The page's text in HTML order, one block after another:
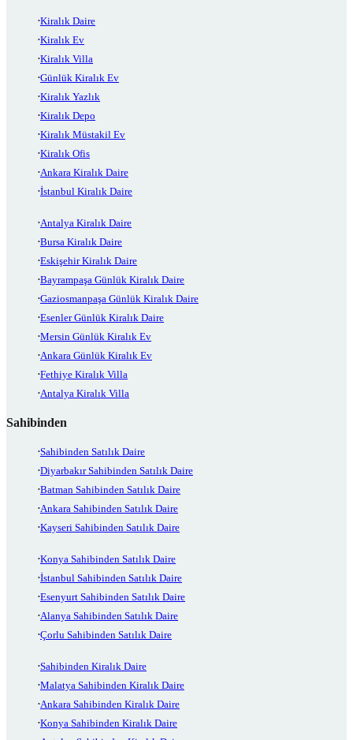
Kiralık Daire
Kiralık Ev
Kiralık Villa
Günlük Kiralık Ev
Kiralık Yazlık
Kiralık Depo
Kiralık Müstakil Ev
Kiralık Ofis
Ankara Kiralık Daire
İstanbul Kiralık Daire
Antalya Kiralık Daire
Bursa Kiralık Daire
Eskişehir Kiralık Daire
Bayrampaşa Günlük Kiralık Daire
Gaziosmanpaşa Günlük Kiralık Daire
Esenler Günlük Kiralık Daire
Mersin Günlük Kiralık Ev
Ankara Günlük Kiralık Ev
Fethiye Kiralık Villa
Antalya Kiralık Villa
Sahibinden
Sahibinden Satılık Daire
Diyarbakır Sahibinden Satılık Daire
Batman Sahibinden Satılık Daire
Ankara Sahibinden Satılık Daire
Kayseri Sahibinden Satılık Daire
Konya Sahibinden Satılık Daire
İstanbul Sahibinden Satılık Daire
Esenyurt Sahibinden Satılık Daire
Alanya Sahibinden Satılık Daire
Çorlu Sahibinden Satılık Daire
Sahibinden Kiralık Daire
Malatya Sahibinden Kiralık Daire
Ankara Sahibinden Kiralık Daire
Konya Sahibinden Kiralık Daire